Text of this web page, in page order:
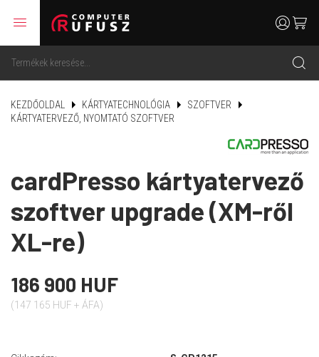
menu
search
usercart
KEZDŐOLDAL KÁRTYATECHNOLÓGIA
SZOFTVER
KÁRTYATERVEZŐ, NYOMTATÓ SZOFTVER
cardPresso kártyatervező
szoftver upgrade (XM-ről
XL-re)
186 900 HUF
(147 165 HUF + ÁFA)